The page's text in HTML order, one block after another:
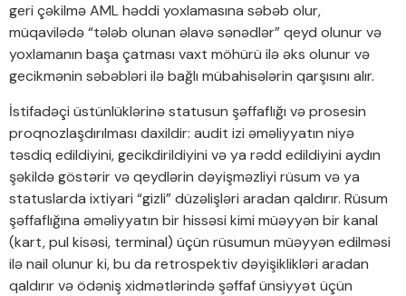
geri çəkilmə AML həddi yoxlamasına səbəb olur,
müqavilədə “tələb olunan əlavə sənədlər” qeyd olunur və
yoxlamanın başa çatması vaxt möhürü ilə əks olunur və
gecikmənin səbəbləri ilə bağlı mübahisələrin qarşısını alır.
İstifadəçi üstünlüklərinə statusun şəffaflığı və prosesin
proqnozlaşdırılması daxildir: audit izi əməliyyatın niyə
təsdiq edildiyini, gecikdirildiyini və ya rədd edildiyini aydın
şəkildə göstərir və qeydlərin dəyişməzliyi rüsum və ya
statuslarda ixtiyari “gizli” düzəlişləri aradan qaldırır. Rüsum
şəffaflığına əməliyyatın bir hissəsi kimi müəyyən bir kanal
(kart, pul kisəsi, terminal) üçün rüsumun müəyyən edilməsi
ilə nail olunur ki, bu da retrospektiv dəyişiklikləri aradan
qaldırır və ödəniş xidmətlərində şəffaf ünsiyyət üçün